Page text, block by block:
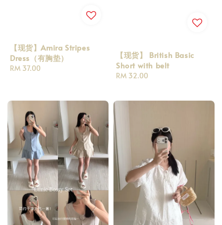
【现货】Amira Stripes
Dress（有胸垫）
Regular
RM 37.00
【现货】 British Basic
Short with belt
Regular
RM 32.00